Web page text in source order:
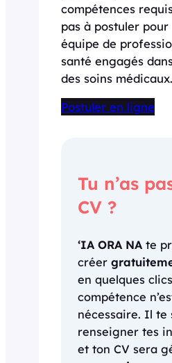
compétences
pas à postuler
équipe de
santé engagés
des soins médicaux.
Postuler en ligne
Tu n’as
CV ?
‘IA ORA NA te
créer
en quelques
compétence
nécessaire. Il te
renseigner tes
et ton CV sera